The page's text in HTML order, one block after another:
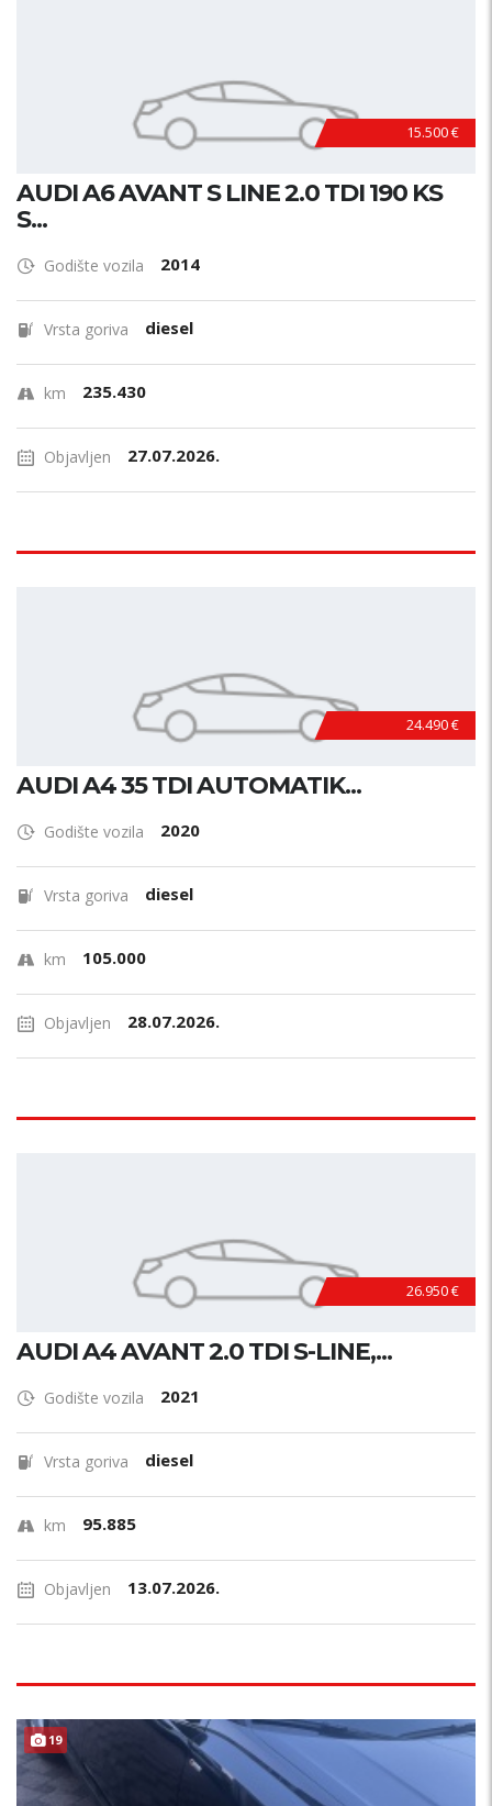
15.500 €
AUDI A6 AVANT S LINE 2.0 TDI 190 KS
S...
Godište vozila 2014
Vrsta goriva diesel
km 235.430
Objavljen 27.07.2026.
24.490 €
AUDI A4 35 TDI AUTOMATIK...
Godište vozila 2020
Vrsta goriva diesel
km 105.000
Objavljen 28.07.2026.
26.950 €
AUDI A4 AVANT 2.0 TDI S-LINE,...
Godište vozila 2021
Vrsta goriva diesel
km 95.885
Objavljen 13.07.2026.
19